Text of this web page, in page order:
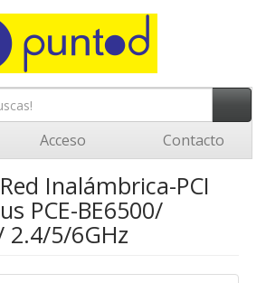
Acceso Contacto
Inalámbrica-PCI
PCE-BE6500/
2.4/5/6GHz